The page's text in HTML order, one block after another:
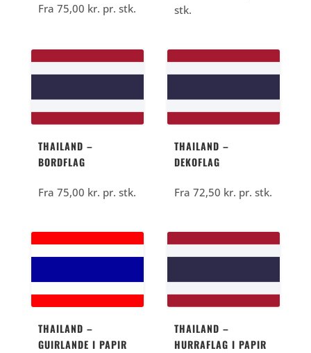
Fra 75,00 kr. pr. stk.
stk.
THAILAND –
BORDFLAG
Fra 75,00 kr. pr. stk.
THAILAND –
DEKOFLAG
Fra72,50 kr. pr. stk.
THAILAND –
GUIRLANDE I PAPIR
THAILAND –
HURRAFLAG I PAPIR